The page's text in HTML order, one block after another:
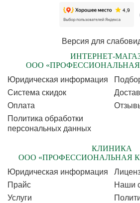
Версия для
ИНТЕРНЕТ-
ООО
Юридическая информация
Cистема скидок
Оплата
Политика обработки
персональных данных
КЛИНИКА
ООО «ПРОФЕССИОНАЛЬНАЯ
Юридическая информация
Прайс
Наши
Услуги